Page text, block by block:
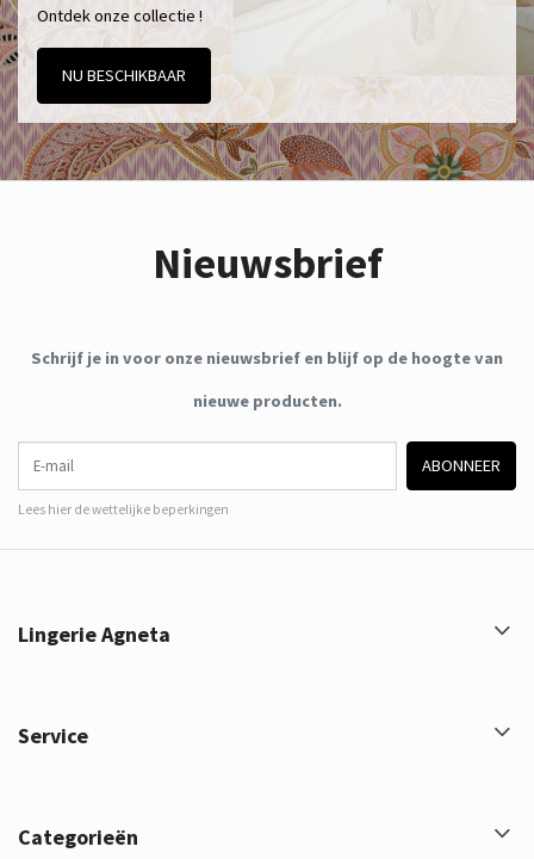
Ontdek onze collectie !
NU BESCHIKBAAR
Nieuwsbrief
Schrijf je in voor onze nieuwsbrief en blijf op de hoogte van
nieuwe producten.
ABONNEER
Lees hier de wettelijke beperkingen
Lingerie Agneta
Service
Categorieën